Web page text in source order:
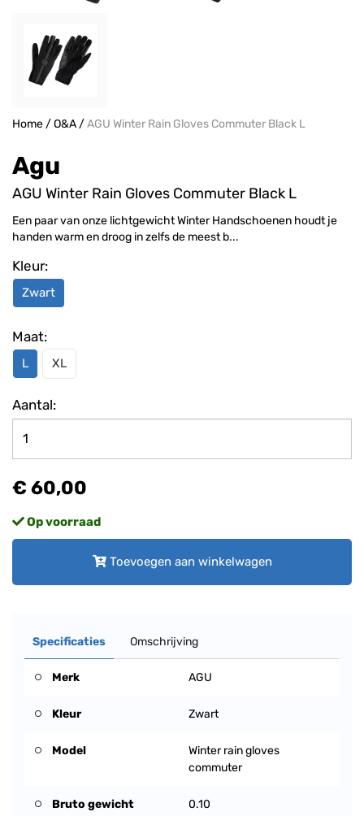
Home/O&A/AGU Winter Rain Gloves Commuter Black L
Agu
AGU Winter Rain Gloves Commuter Black L
Een paar van onze lichtgewicht Winter Handschoenen houdt je
handen warm en droog in zelfs de meest b...
Kleur:
Zwart
Maat:
L XL
Aantal:
€ 60,00
Op voorraad
Toevoegen aan winkelwagen
Specificaties Omschrijving
Merk AGU
Kleur Zwart
Model
Winter rain gloves
commuter
Bruto gewicht 0.10